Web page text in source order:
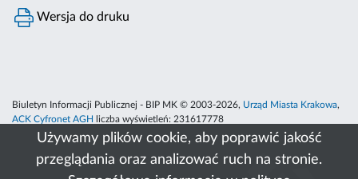
Używamy plików cookie, aby poprawić jakość
przeglądania oraz analizować ruch na stronie.
Wersja do druku
Biuletyn Informacji Publicznej - BIP MK © 2003-2026, Urząd Miasta Krakowa,
ACK Cyfronet AGH
liczba wyświetleń: 231617778